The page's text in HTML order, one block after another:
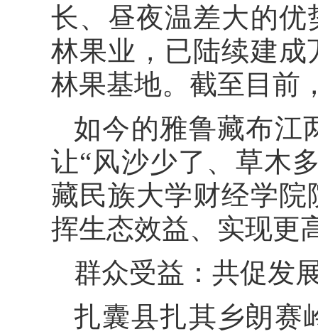
长、昼夜温差大的
林果业，已陆续建
林果基地。截至目前
如今的雅鲁藏布江
让“风沙少了、草木
藏民族大学财经学
挥生态效益、实现更
群众受益：共促发
扎囊县扎其乡朗赛